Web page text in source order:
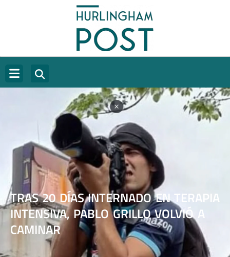
TRAS 20 DÍAS INTERNADO EN TERAPIA
INTENSIVA, PABLO GRILLO VOLVIÓ A
CAMINAR